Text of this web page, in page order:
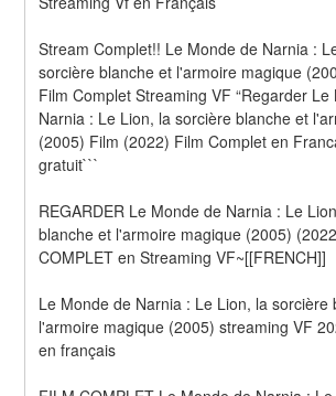
Stream Complet!! Le Monde de Narnia :
sorcière blanche et l'armoire magique
Film Complet Streaming VF “Regarder Le
Narnia : Le Lion, la sorcière blanche et
(2005) Film (2022) Film Complet en
gratuit```
REGARDER Le Monde de Narnia : Le
blanche et l'armoire magique (2005)
COMPLET en Streaming VF~[[FRENCH]]
Le Monde de Narnia : Le Lion, la sorcière
l'armoire magique (2005) streaming VF
en français